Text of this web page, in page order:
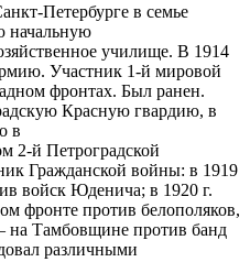
Петербурге в семье
начальную
училище. В 1914
Участник 1-й мировой
фронтах. Был ранен.
Красную гвардию, в
в
2-й Петроградской
Гражданской войны: в 1919
войск Юденича; в 1920 г.
фронте против белополяков,
на Тамбовщине против банд
различными